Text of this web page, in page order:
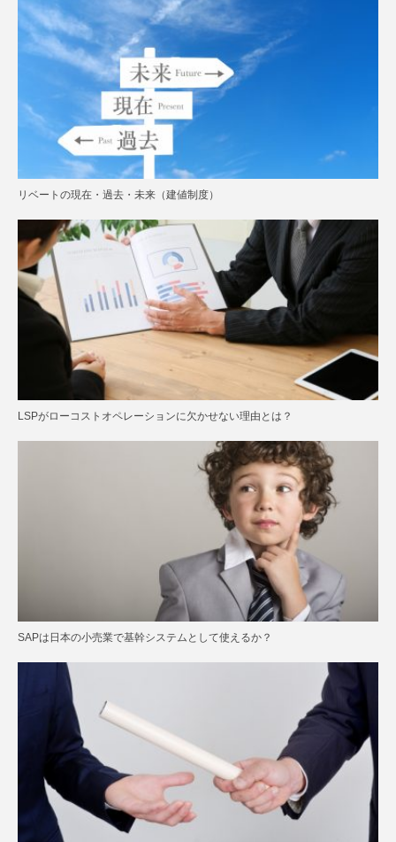
リベートの現在・過去・未来（建値制度）
LSPがローコストオペレーションに欠かせない理由とは？
SAPは日本の小売業で基幹システムとして使えるか？